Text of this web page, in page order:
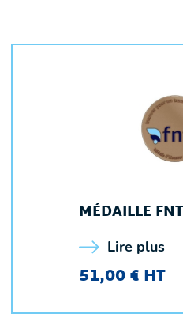
MÉDAILLE
Lire plus
51,00 € HT